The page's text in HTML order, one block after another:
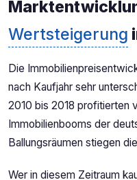
Wertsteigerung
Die
nach Kaufjahr sehr
2010 bis 2018 profitierten
Immobilienbooms der
Ballungsräumen stiegen
Wer in diesem Zeitraum